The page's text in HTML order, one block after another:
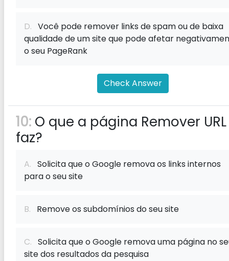
D. Você pode remover links de spam ou de baixa
qualidade de um site que pode afetar
o seu PageRank
Check Answer
10: O que a página Remover URL
faz?
A. Solicita que o Google remova os links internos
para o seu site
B. Remove os subdomínios do seu site
C. Solicita que o Google remova uma página no
site dos resultados da pesquisa